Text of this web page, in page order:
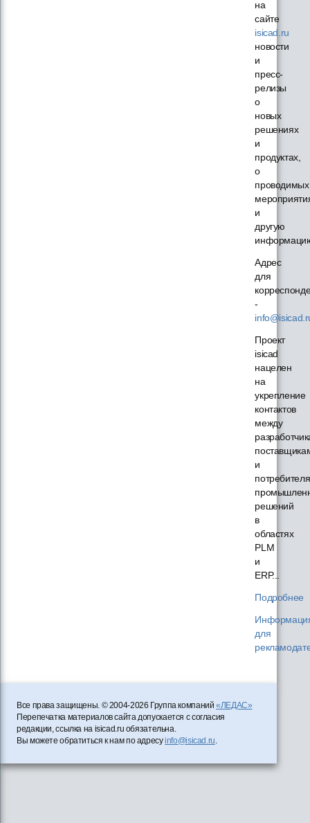
на
сайте
isicad.ru
новости
и
пресс-
релизы
о
новых
решениях
и
продуктах,
о
проводимых
и
другую
Адрес
для
-
Проект
isicad
нацелен
на
укрепление
контактов
между
и
решений
в
областях
PLM
и
ERP...
Подробнее
для
Все права защищены. © 2004-2026 Группа компаний«ЛЕДАС»
Перепечатка материалов сайта допускается с согласия
редакции, ссылка на isicad.ru обязательна.
Вы можете обратиться к нам по адресуinfo@isicad.ru.